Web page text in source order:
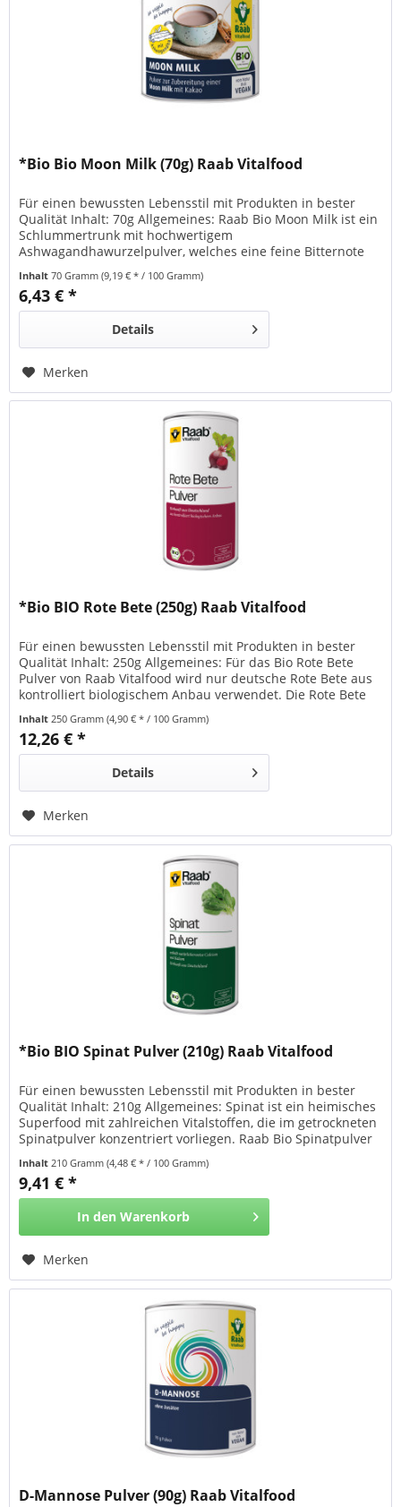
*Bio Bio Moon Milk (70g) Raab Vitalfood
Für einen bewussten Lebensstil mit Produkten in bester
Qualität Inhalt: 70g Allgemeines: Raab Bio Moon Milk ist ein
Schlummertrunk mit hochwertigem
Ashwagandhawurzelpulver, welches eine feine Bitternote
schokoladig und angenehm würzig nach Kardamom, Zimt
und Vanille. Traditionell wird die Moon Milk vor dem
Schlafengehen...
Inhalt70 Gramm(9,19 € * / 100 Gramm)
6,43 € *
Details
Merken
*Bio BIO Rote Bete (250g) Raab Vitalfood
Für einen bewussten Lebensstil mit Produkten in bester
Qualität Inhalt: 250g Allgemeines: Für das Bio Rote Bete
Pulver von Raab Vitalfood wird nur deutsche Rote Bete aus
kontrolliert biologischem Anbau verwendet. Die Rote Bete
ihren Ursprung im südlichen Mittelmeerraum. Die Römer
brachten sie nach Mitteleuropa,...
Inhalt250 Gramm(4,90 € * / 100 Gramm)
12,26 € *
Details
Merken
*Bio BIO Spinat Pulver (210g) Raab Vitalfood
Für einen bewussten Lebensstil mit Produkten in bester
Qualität Inhalt: 210g Allgemeines: Spinat ist ein heimisches
Superfood mit zahlreichen Vitalstoffen, die im getrockneten
Spinatpulver konzentriert vorliegen. Raab Bio Spinatpulver
enthält Kalium und Calcium. Vitamin K und Calcium werden
für die Erhaltung normaler...
Inhalt210 Gramm(4,48 € * / 100 Gramm)
9,41 € *
In den Warenkorb
Merken
D-Mannose Pulver (90g) Raab Vitalfood